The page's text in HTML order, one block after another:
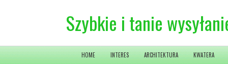
Szybkie i tanie
HOME INTERES ARCHITEKTURA KWATERA